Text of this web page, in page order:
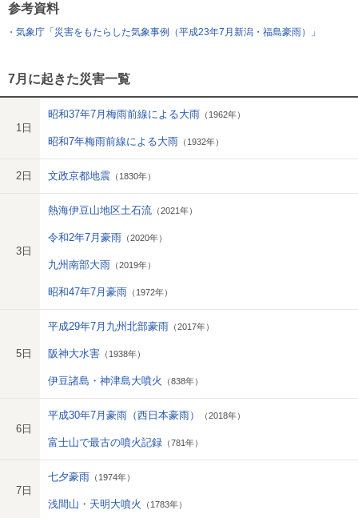
参考資料
気象庁「災害をもたらした気象事例（平成23年7月新潟・福島豪雨）」
7月に起きた災害一覧
1日
昭和37年7月梅雨前線による大雨 （1962年）
昭和7年梅雨前線による大雨 （1932年）
2日 文政京都地震 （1830年）
3日
熱海伊豆山地区土石流 （2021年）
令和2年7月豪雨 （2020年）
九州南部大雨 （2019年）
昭和47年7月豪雨 （1972年）
5日
平成29年7月九州北部豪雨 （2017年）
阪神大水害 （1938年）
伊豆諸島・神津島大噴火 （838年）
6日
平成30年7月豪雨（西日本豪雨） （2018年）
富士山で最古の噴火記録 （781年）
7日
七夕豪雨 （1974年）
浅間山・天明大噴火 （1783年）